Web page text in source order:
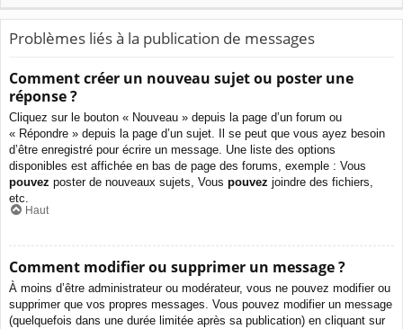
Problèmes liés à la publication de messages
Comment créer un nouveau sujet ou poster une
réponse ?
Cliquez sur le bouton « Nouveau » depuis la page d’un forum ou
« Répondre » depuis la page d’un sujet. Il se peut que vous ayez besoin
d’être enregistré pour écrire un message. Une liste des options
disponibles est affichée en bas de page des forums, exemple : Vous
pouvez poster de nouveaux sujets, Vous pouvez joindre des fichiers,
etc.
Haut
Comment modifier ou supprimer un message ?
À moins d’être administrateur ou modérateur, vous ne pouvez modifier ou
supprimer que vos propres messages. Vous pouvez modifier un message
(quelquefois dans une durée limitée après sa publication) en cliquant sur